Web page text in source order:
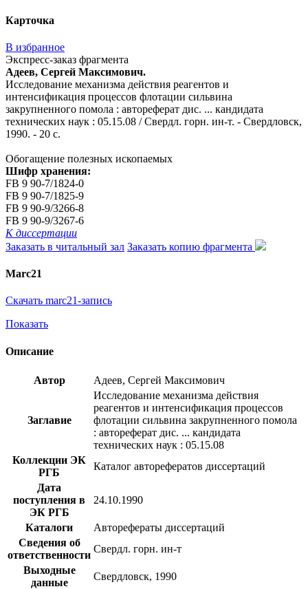
Карточка
В избранное
Экспресс-заказ фрагмента
Адеев, Сергей Максимович.
Исследование механизма действия реагентов и
интенсификация процессов флотации сильвина
закрупненного помола : автореферат дис. ... кандидата
технических наук : 05.15.08 / Свердл. горн. ин-т. - Свердловск,
1990. - 20 с.
Обогащение полезных ископаемых
Шифр хранения:
FB 9 90-7/1824-0
FB 9 90-7/1825-9
FB 9 90-9/3266-8
FB 9 90-9/3267-6
К диссертации
Заказать в читальный зал Заказать копию фрагмента
Marc21
Скачать marc21-запись
Показать
Описание
Автор Адеев, Сергей Максимович
Заглавие
Исследование механизма действия
реагентов и интенсификация процессов
флотации сильвина закрупненного помола
: автореферат дис. ... кандидата
технических наук : 05.15.08
Коллекции ЭК
РГБ
Каталог авторефератов диссертаций
Дата
поступления в
ЭК РГБ
24.10.1990
Каталоги
Авторефераты диссертаций
Сведения об
ответственности
Свердл. горн. ин-т
Выходные
данные
Свердловск, 1990